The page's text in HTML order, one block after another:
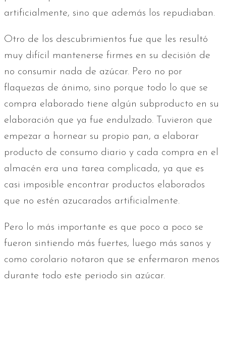
artificialmente, sino que además los repudiaban.
Otro de los descubrimientos fue que les resultó
muy difícil mantenerse firmes en su decisión de
no consumir nada de azúcar. Pero no por
flaquezas de ánimo, sino porque todo lo que se
compra elaborado tiene algún subproducto en su
elaboración que ya fue endulzado. Tuvieron que
empezar a hornear su propio pan, a elaborar
producto de consumo diario y cada compra en el
almacén era una tarea complicada, ya que es
casi imposible encontrar productos elaborados
que no estén azucarados artificialmente.
Pero lo más importante es que poco a poco se
fueron sintiendo más fuertes, luego más sanos y
como corolario notaron que se enfermaron menos
durante todo este periodo sin azúcar.